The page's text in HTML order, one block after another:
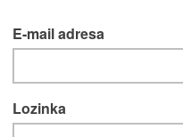
E-mail adresa
Lozinka